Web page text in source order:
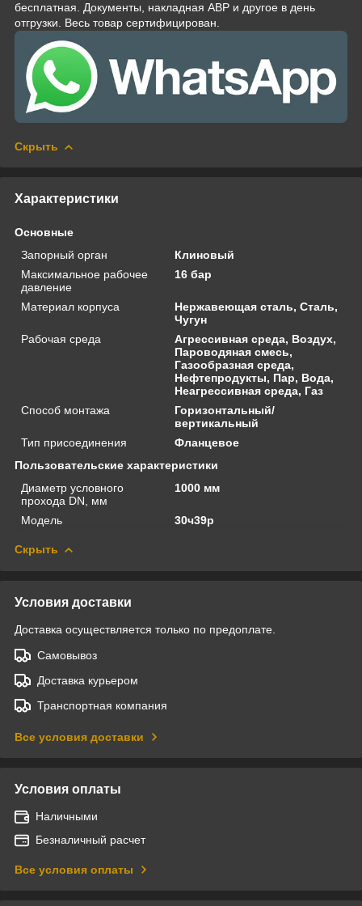
бесплатная. Документы, накладная АВР и другое в день
отгрузки. Весь товар сертифицирован.
Скрыть
Характеристики
Основные
Запорный орган
Клиновый
Максимальное рабочее
давление
16 бар
Материал корпуса
Нержавеющая сталь, Сталь,
Чугун
Рабочая среда
Агрессивная среда, Воздух,
Пароводяная смесь,
Газообразная среда,
Нефтепродукты, Пар, Вода,
Неагрессивная среда, Газ
Способ монтажа
Горизонтальный/
вертикальный
Тип присоединения
Фланцевое
Пользовательские характеристики
Диаметр условного
прохода DN, мм
1000 мм
Модель 30ч39р
Скрыть
Условия доставки
Доставка осуществляется только по предоплате.
Самовывоз
Доставка курьером
Транспортная компания
Все условия доставки
Условия оплаты
Наличными
Безналичный расчет
Все условия оплаты